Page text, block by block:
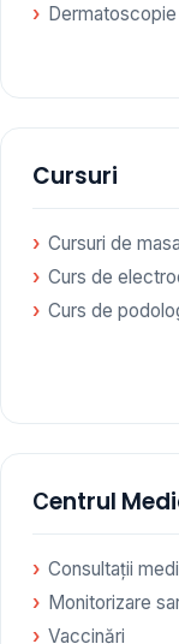
Dermatoscopie
Cursuri
Cursuri de
Curs de
Curs de
Сentrul
Consultații
Monitorizare
Vaccinări